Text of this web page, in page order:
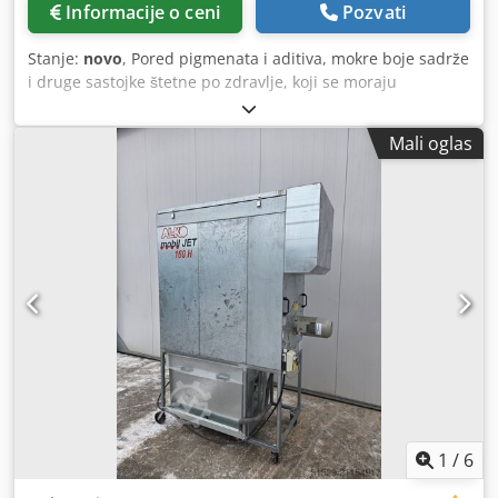
Informacije o ceni Pozvati
Stanje: novo, Pored pigmenata i aditiva, mokre boje sadrže
i druge sastojke štetne po zdravlje, koji se moraju
obavezno izvlačiti putem usisavanja. AL‑KO COLOUR JET
uređaji za izvlačenje predstavljaju optimalno rešenje i, sa
četiri nivoa snage, uvek obezbeđuju dovoljne rezerve
dizajnirani za izvlačenje magle od farbe i rastvarača na
radnim mestima za mokro lakiranje. Prednja vodilica
omogućava hvatanje dole i na bočnim ulazima, jer
rastvarači iz laka padaju i prikupljaju se blizu poda.
Istovremeno, vodilica omogućava ravnomernu raspodelu
vazduha po filteru i štiti filter-medijum od direktnog
kontakta. Pigmenti iz boje se izdvajaju pomoću velikog
zamenjivog filtera, dok se prečišćen izduvni vazduh odvodi
napolje putem cevi ili fleksibilnog creva. Crjdpfxjwv T R Ue
Ahmef Primena: - Radna mesta za mokro lakiranje u
zanatstvu, industriji i radionicama - Lakirnice sa ATEX-
zonom 2 Prednosti: - Čista i bezbedna radna mesta za
lakiranje zahvaljujući visokoj usisnoj snazi i efikasnom filter
Mali oglas
1 / 6